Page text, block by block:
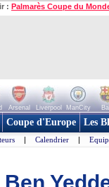
: Palmarès Coupe du
Arsenal Liverpool ManCity
Coupe d'Europe Les
| Calendrier |